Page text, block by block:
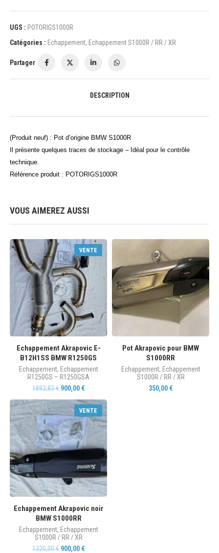
UGS : POTORIGS1000R
Catégories : Echappement, Echappement S1000R / RR / XR
Partager
DESCRIPTION
(Produit neuf) : Pot d’origine BMW S1000R
Il présente quelques traces de stockage – Idéal pour le contrôle
technique.
Référence produit : POTORIGS1000R
VOUS AIMEREZ AUSSI
VENTE
Echappement Akrapovic E-
B12H1SS BMW R1250GS
Echappement, Echappement
R1250GS – R1250GSA
1892,83€ 900,00 €
Pot Akrapovic pour BMW
S1000RR
Echappement, Echappement
S1000R / RR / XR
350,00 €
VENTE
Echappement Akrapovic noir
BMW S1000RR
Echappement, Echappement
S1000R / RR / XR
1320,00€ 900,00 €